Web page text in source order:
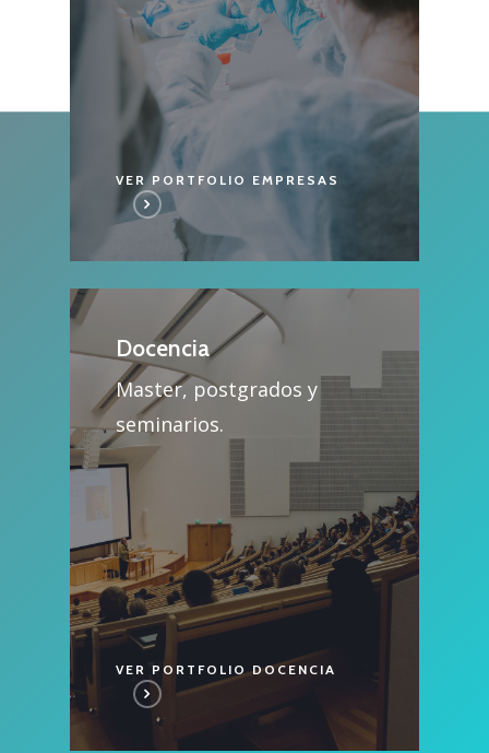
VER PORTFOLIO EMPRESAS
Docencia
Master, postgrados y
seminarios.
VER PORTFOLIO DOCENCIA